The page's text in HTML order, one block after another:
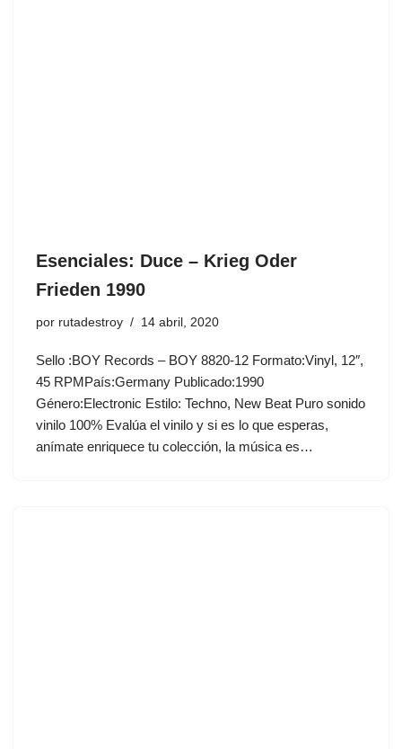
Esenciales: Duce ‎– Krieg Oder
Frieden 1990
por rutadestroy 14 abril, 2020
Sello :BOY Records ‎– BOY 8820-12 Formato:Vinyl, 12″,
45 RPMPaís:Germany Publicado:1990
Género:Electronic Estilo: Techno, New Beat Puro sonido
vinilo 100% Evalúa el vinilo y si es lo que esperas,
anímate enriquece tu colección, la música es…